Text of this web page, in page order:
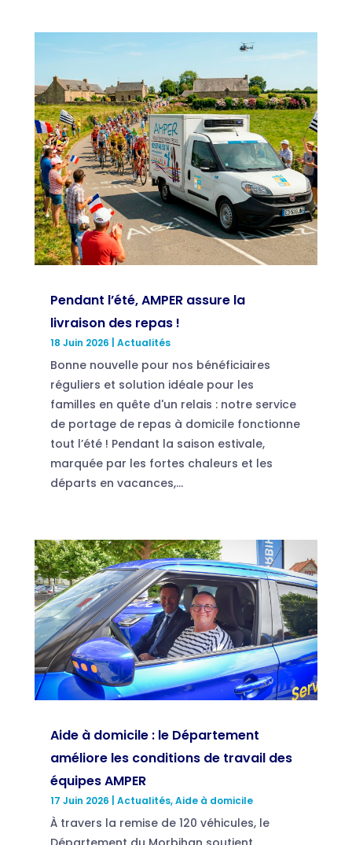
Pendant l’été, AMPER assure la
livraison des repas !
18 Juin 2026 Actualités
Bonne nouvelle pour nos bénéficiaires
réguliers et solution idéale pour les
familles en quête d'un relais : notre service
de portage de repas à domicile fonctionne
tout l’été ! Pendant la saison estivale,
marquée par les fortes chaleurs et les
départs en vacances,...
Aide à domicile : le Département
améliore les conditions de travail des
équipes AMPER
17 Juin 2026 Actualités,Aide à domicile
À travers la remise de 120 véhicules, le